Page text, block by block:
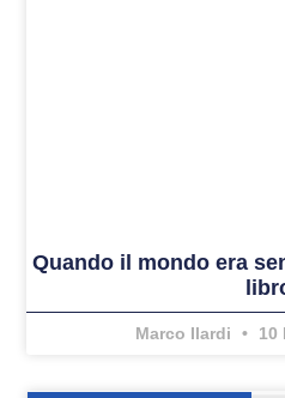
Quando il mondo era
Marco Ilardi 10